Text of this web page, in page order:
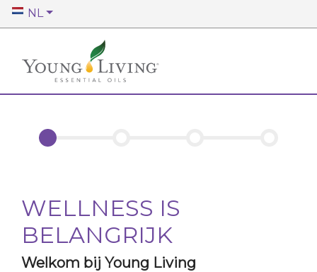
NL
WELLNESS IS
BELANGRIJK
Welkom bij Young Living